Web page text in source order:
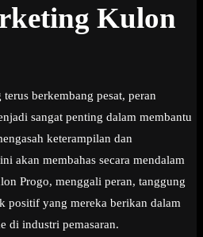
Kulon
berkembang pesat, peran
sangat penting dalam membantu
keterampilan dan
akan membahas secara mendalam
Progo, menggali peran, tanggung
positif yang mereka berikan dalam
di industri pemasaran.